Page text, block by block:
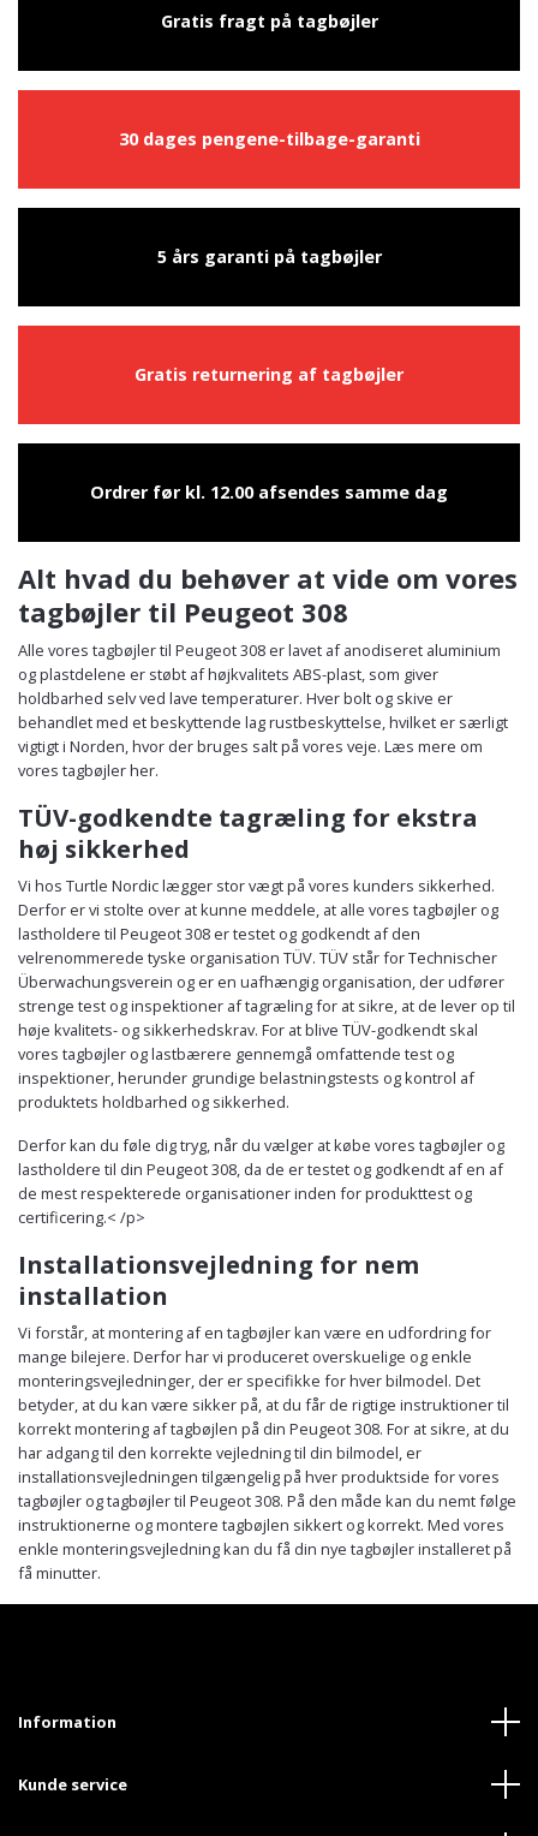
Gratis fragt på tagbøjler
30 dages pengene-tilbage-garanti
5 års garanti på tagbøjler
Gratis returnering af tagbøjler
Ordrer før kl. 12.00 afsendes samme dag
Alt hvad du behøver at vide om vores
tagbøjler til Peugeot 308
Alle vores tagbøjler til Peugeot 308 er lavet af anodiseret aluminium
og plastdelene er støbt af højkvalitets ABS-plast, som giver
holdbarhed selv ved lave temperaturer. Hver bolt og skive er
behandlet med et beskyttende lag rustbeskyttelse, hvilket er særligt
vigtigt i Norden, hvor der bruges salt på vores veje. Læs mere om
vores tagbøjler her.
TÜV-godkendte tagræling for ekstra
høj sikkerhed
Vi hos Turtle Nordic lægger stor vægt på vores kunders sikkerhed.
Derfor er vi stolte over at kunne meddele, at alle vores tagbøjler og
lastholdere til Peugeot 308 er testet og godkendt af den
velrenommerede tyske organisation TÜV. TÜV står for Technischer
Überwachungsverein og er en uafhængig organisation, der udfører
strenge test og inspektioner af tagræling for at sikre, at de lever op til
høje kvalitets- og sikkerhedskrav. For at blive TÜV-godkendt skal
vores tagbøjler og lastbærere gennemgå omfattende test og
inspektioner, herunder grundige belastningstests og kontrol af
produktets holdbarhed og sikkerhed.
Derfor kan du føle dig tryg, når du vælger at købe vores tagbøjler og
lastholdere til din Peugeot 308, da de er testet og godkendt af en af
de mest respekterede organisationer inden for produkttest og
certificering.< /p>
Installationsvejledning for nem
installation
Vi forstår, at montering af en tagbøjler kan være en udfordring for
mange bilejere. Derfor har vi produceret overskuelige og enkle
monteringsvejledninger, der er specifikke for hver bilmodel. Det
betyder, at du kan være sikker på, at du får de rigtige instruktioner til
korrekt montering af tagbøjlen på din Peugeot 308. For at sikre, at du
har adgang til den korrekte vejledning til din bilmodel, er
installationsvejledningen tilgængelig på hver produktside for vores
tagbøjler og tagbøjler til Peugeot 308. På den måde kan du nemt følge
instruktionerne og montere tagbøjlen sikkert og korrekt. Med vores
enkle monteringsvejledning kan du få din nye tagbøjler installeret på
få minutter.
Information
Kunde service